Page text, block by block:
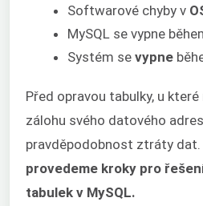
Softwarové chyby v
MySQL se vypne
Systém se vypne
Před opravou tabulky, u
zálohu svého datového
pravděpodobnost ztráty
provedeme kroky pro
tabulek v MySQL.